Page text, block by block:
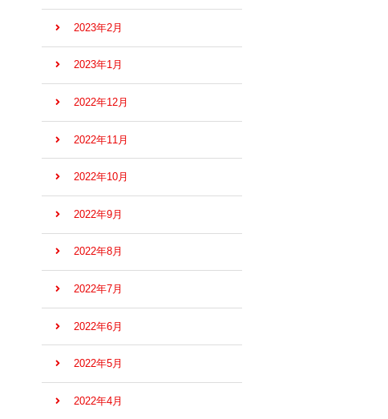
2023年2月
2023年1月
2022年12月
2022年11月
2022年10月
2022年9月
2022年8月
2022年7月
2022年6月
2022年5月
2022年4月